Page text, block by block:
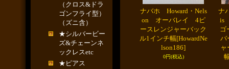
（クロス&ドラ
ゴンフライ型）
（ズニ含）
★シルバービー
ズ&チェーンネ
ックレスetc
★ピアス
ナバホ Howard・Nels
on オーバレイ 4ピ
ースレンジャーバック
ル1インチ幅[HowardNe
lson186]
0円(税込)
ナ
is
ゴ
バ